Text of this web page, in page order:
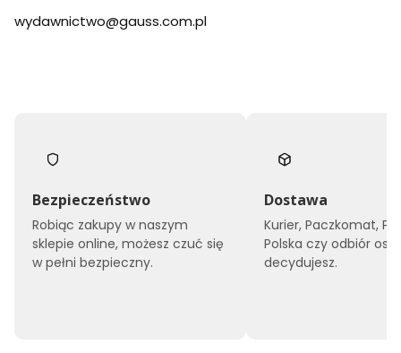
wydawnictwo@gauss.com.pl
Bezpieczeństwo
Robiąc zakupy w naszym
sklepie online, możesz czuć się
w pełni bezpieczny.
Dostawa
Kurier, Paczkomat,
Polska czy odbiór
decydujesz.